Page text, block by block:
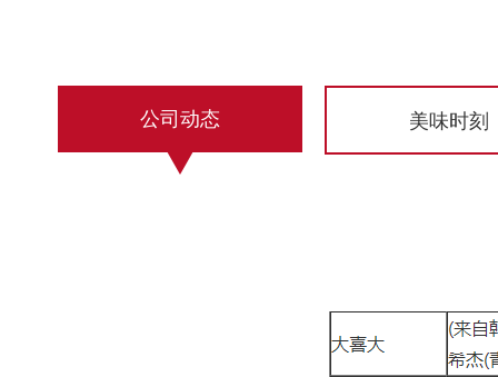
公司动态 美味时刻